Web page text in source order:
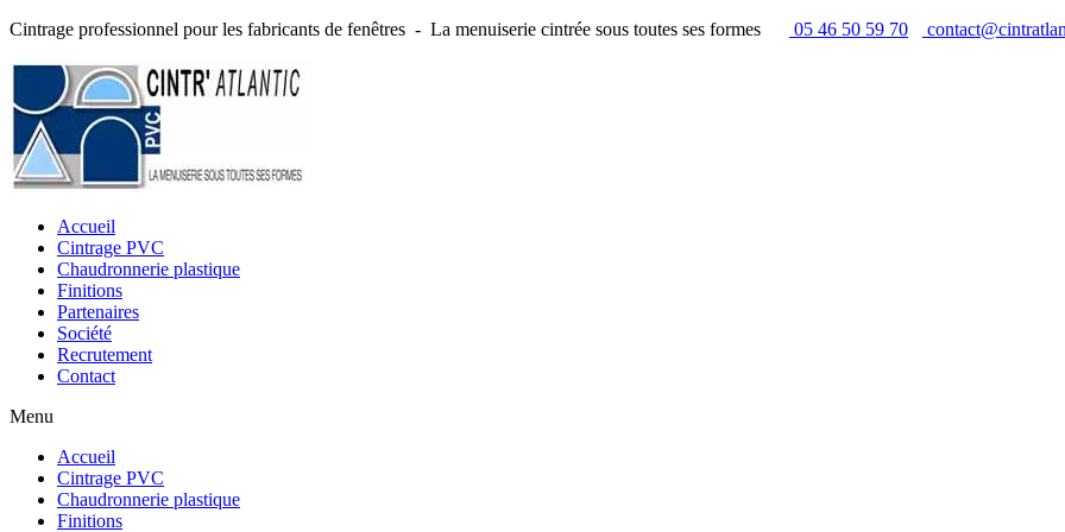
Cintrage professionnel pour les fabricants de fenêtres - La menuiserie cintrée sous toutes ses formes 05 46 50 59 70
Accueil
Cintrage PVC
Chaudronnerie plastique
Finitions
Partenaires
Société
Recrutement
Contact
Menu
Accueil
Cintrage PVC
Chaudronnerie plastique
Finitions